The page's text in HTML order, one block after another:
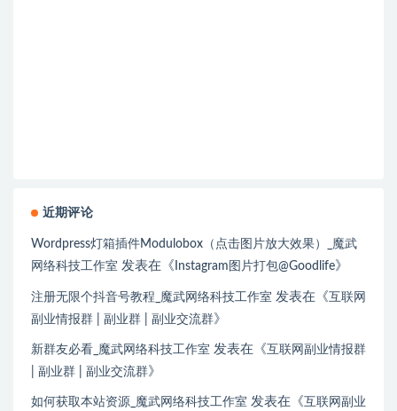
近期评论
Wordpress灯箱插件Modulobox（点击图片放大效果）_魔武
网络科技工作室 发表在《 Instagram图片打包@Goodlife》
注册无限个抖音号教程_魔武网络科技工作室 发表在《互联网
副业情报群 | 副业群 | 副业交流群》
新群友必看_魔武网络科技工作室 发表在《互联网副业情报群
| 副业群 | 副业交流群》
如何获取本站资源_魔武网络科技工作室 发表在《互联网副业